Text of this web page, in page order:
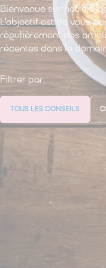
Bienvenue sur notre
L’objectif est de vous
régulièrement des
récentes dans le
Filtrer par:
TOUS LES CONSEILS